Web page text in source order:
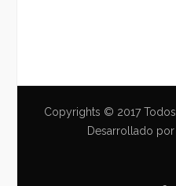
Copyrights © 2017
Desarrollado por